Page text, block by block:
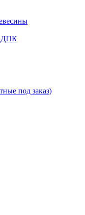
ДПК
под заказ)